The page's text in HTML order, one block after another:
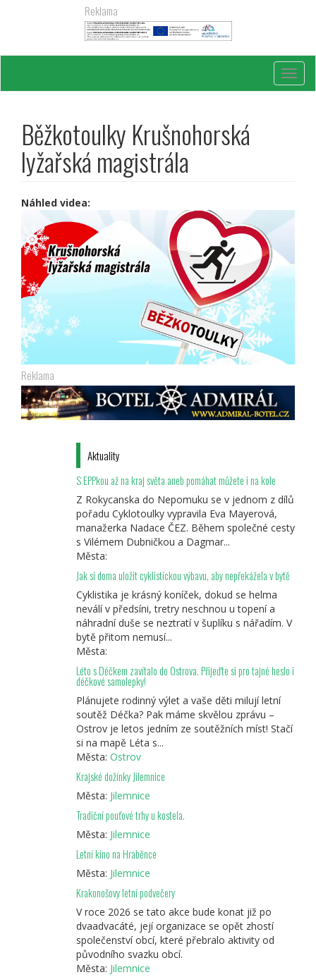
Reklama
Běžkotoulky Krušnohorská
lyžařská magistrála
Náhled videa:
Reklama
Aktuality
S EPPkou až na kraj světa aneb pomáhat můžete i na kole
Z Rokycanska do Nepomuku se v jednom z dílů
pořadu Cyklotoulky vypravila Eva Mayerová,
manažerka Nadace ČEZ. Během společné cesty
s Vilémem Dubničkou a Dagmar...
Města:
Jak si doma uložit cyklistickou výbavu, aby nepřekážela v bytě
Cyklistika je krásný koníček, dokud se helma
neválí v předsíni, tretry neschnou u topení a
náhradní duše se neztratí v šuplíku s nářadím. V
bytě přitom nemusí...
Města:
Léto s Déčkem zavítalo do Ostrova. Přijeďte si pro tajné heslo i
déčkové samolepky!
Plánujete rodinný výlet a vaše děti milují letní
soutěž Déčka? Pak máme skvělou zprávu –
Ostrov je letos jedním ze soutěžních míst! Stačí
si na mapě Léta s...
Města: Ostrov
Krajské dožínky Jilemnice
Města: Jilemnice
Tradiční pouťové trhy u kostela.
Města: Jilemnice
Letní kino na Hraběnce
Města: Jilemnice
Krakonošovy letní podvečery
V roce 2026 se tato akce bude konat již po
dvaadvacáté, její organizace se opět zhostí
společenství obcí, které přebralo aktivity od
původního svazku obcí.
Města: Jilemnice